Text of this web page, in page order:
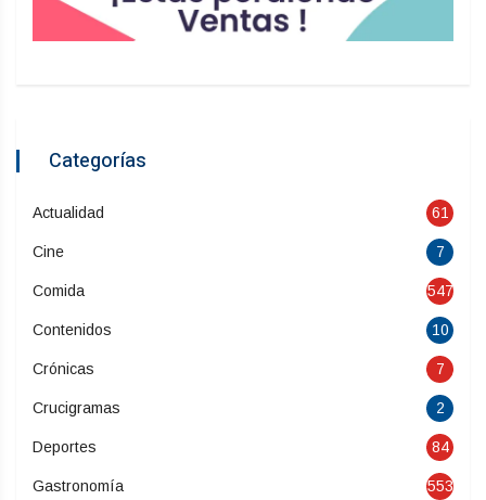
Categorías
Actualidad 61
Cine 7
Comida 547
Contenidos 10
Crónicas 7
Crucigramas 2
Deportes 84
Gastronomía 553